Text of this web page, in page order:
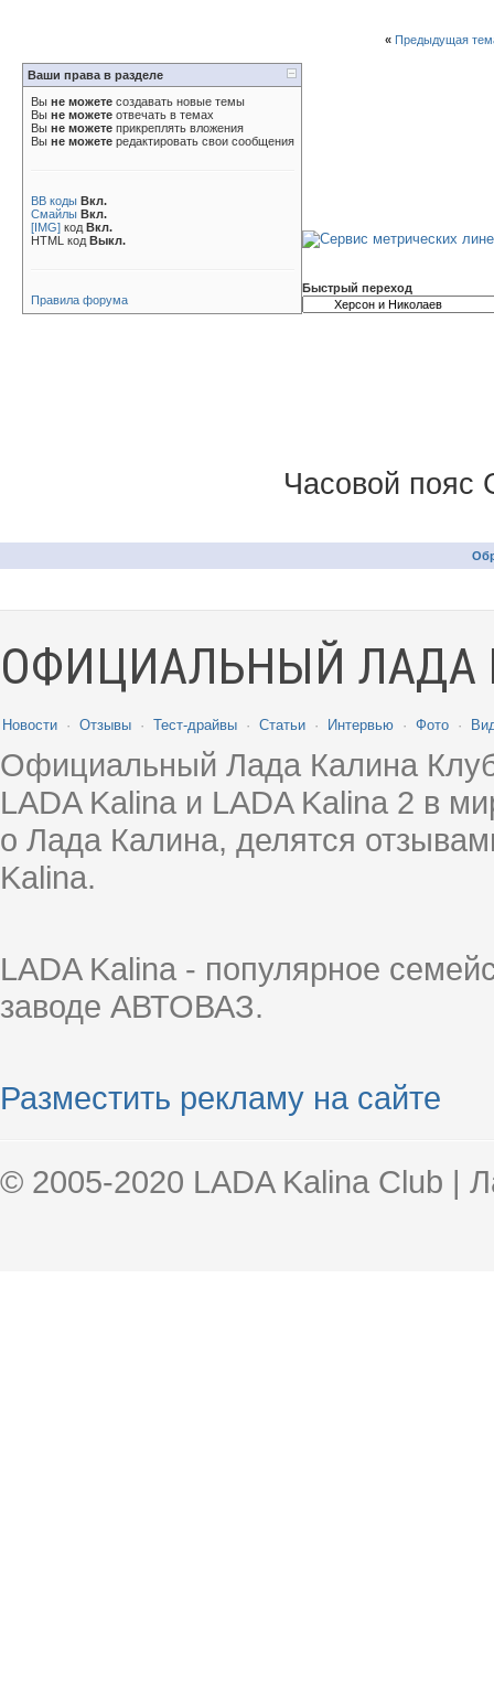
« Предыдущая
Ваши права в разделе
Вы не можете создавать новые темы
Вы не можете отвечать в темах
Вы не можете прикреплять вложения
Вы не можете редактировать свои сообщения
BB коды Вкл.
Смайлы Вкл.
[IMG] код Вкл.
HTML код Выкл.
Правила форума
Быстрый переход
Часовой пояс
ОФИЦИАЛЬНЫЙ ЛАДА
Новости · Отзывы · Тест-драйвы · Статьи · Интервью · Фото ·
Официальный Лада Калина
LADA Kalina и LADA Kalina 2 в
о Лада Калина, делятся
Kalina.
LADA Kalina - популярное
заводе АВТОВАЗ.
Разместить рекламу на сайте
© 2005-2020 LADA Kalina Club |